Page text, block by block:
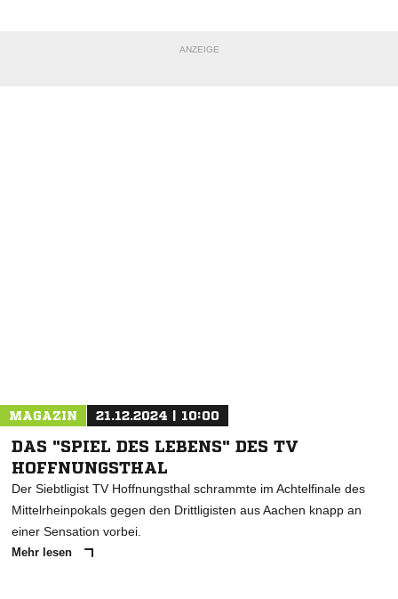
ANZEIGE
MAGAZIN 21.12.2024 | 10:00
DAS "SPIEL DES LEBENS" DES TV
HOFFNUNGSTHAL
Der Siebtligist TV Hoffnungsthal schrammte im Achtelfinale des
Mittelrheinpokals gegen den Drittligisten aus Aachen knapp an
einer Sensation vorbei.
Mehr lesen